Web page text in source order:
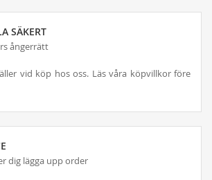
SÄKERT
ångerrätt
vid köp hos oss. Läs våra köpvillkor före
dig lägga upp order